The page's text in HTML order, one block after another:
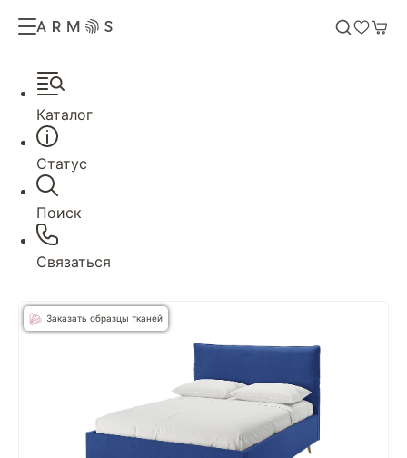
Каталог
Статус
Поиск
Связаться
Заказать образцы тканей